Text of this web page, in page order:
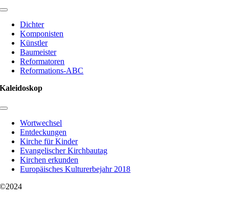
Toggle
Navigation
Dichter
Komponisten
Künstler
Baumeister
Reformatoren
Reformations-ABC
Kaleidoskop
Toggle
NavigationWortwechsel
Entdeckungen
Kirche für Kinder
Evangelischer Kirchbautag
Kirchen erkunden
Europäisches Kulturerbejahr 2018
©2024